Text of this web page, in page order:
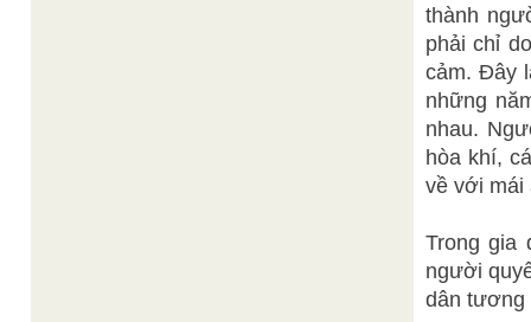
thành
phải chỉ
cảm. Đây
những
nhau.
hòa khí,
về với mái
Trong gia
người
dân tương